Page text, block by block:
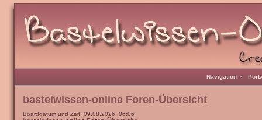
Navigation •
bastelwissen-online Foren-Übersicht
Boarddatum und Zeit: 09.08.2026, 06:06